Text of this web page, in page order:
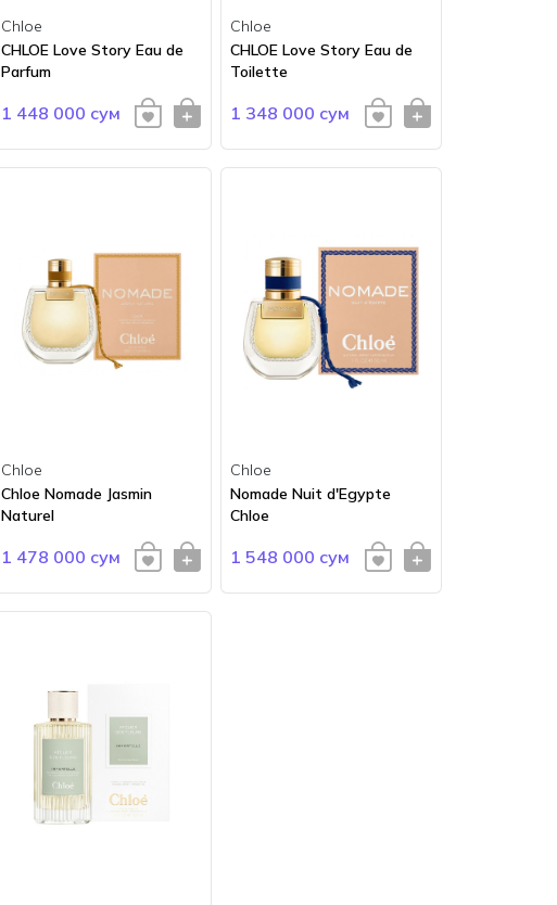
Chloe
CHLOE Love Story Eau de
Parfum
1 448 000 сум
Chloe
CHLOE Love Story Eau de
Toilette
1 348 000 сум
Chloe
Chloe Nomade Jasmin
Naturel
1 478 000 сум
Chloe
Nomade Nuit d'Egypte
Chloe
1 548 000 сум